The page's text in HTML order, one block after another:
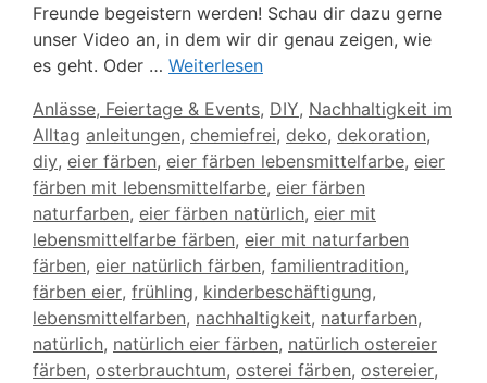
Freunde begeistern werden! Schau dir dazu gerne
unser Video an, in dem wir dir genau zeigen, wie
es geht. Oder … Weiterlesen
Kategorien
Anlässe, Feiertage & Events, DIY, Nachhaltigkeit im
Alltag Schlagwörter
anleitungen, chemiefrei, deko, dekoration,
diy, eier färben, eier färben lebensmittelfarbe, eier
färben mit lebensmittelfarbe, eier färben
naturfarben, eier färben natürlich, eier mit
lebensmittelfarbe färben, eier mit naturfarben
färben, eier natürlich färben, familientradition,
färben eier, frühling, kinderbeschäftigung,
lebensmittelfarben, nachhaltigkeit, naturfarben,
natürlich, natürlich eier färben, natürlich ostereier
färben, osterbrauchtum, osterei färben, ostereier,